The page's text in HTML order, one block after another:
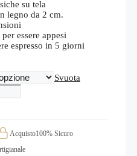
su tela
legno da 2 cm.
essere appesi
espresso in 5 giorni
Svuota
Acquisto100% Sicuro